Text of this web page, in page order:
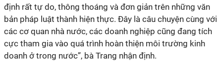
định rất tự do, thông thoáng và đơn giản trên những văn
bản pháp luật thành hiện thực. Đây là câu chuyện cùng với
các cơ quan nhà nước, các doanh nghiệp cũng đang tích
cực tham gia vào quá trình hoàn thiện môi trường kinh
doanh ở trong nước”, bà Trang nhận định.